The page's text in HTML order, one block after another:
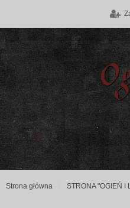
Strona główna STRONA "OGIEŃ I